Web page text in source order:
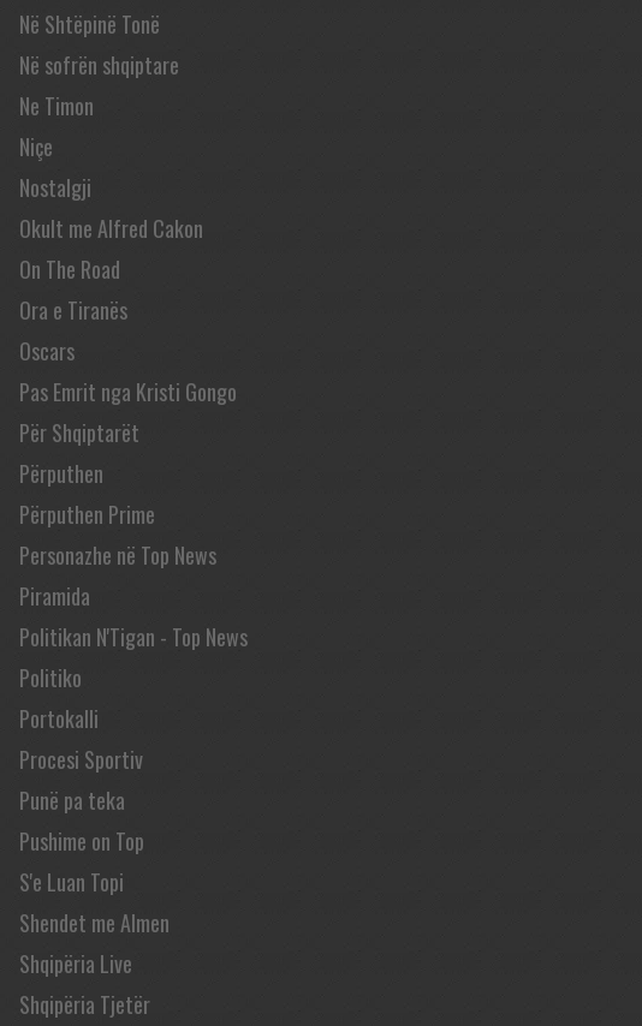
Në Shtëpinë Tonë
Në sofrën shqiptare
Ne Timon
Niçe
Nostalgji
Okult me Alfred Cakon
On The Road
Ora e Tiranës
Oscars
Pas Emrit nga Kristi Gongo
Për Shqiptarët
Përputhen
Përputhen Prime
Personazhe në Top News
Piramida
Politikan N'Tigan - Top News
Politiko
Portokalli
Procesi Sportiv
Punë pa teka
Pushime on Top
S'e Luan Topi
Shendet me Almen
Shqipëria Live
Shqipëria Tjetër